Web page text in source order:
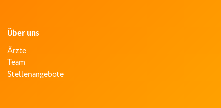
Über uns
Ärzte
Team
Stellenangebote